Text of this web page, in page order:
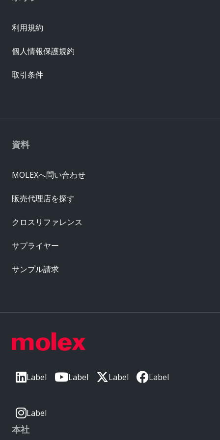
Label Label Label Label
Label
本社
資料
MOLEXへ問い合わせ
販売代理店を探す
クロスリファレンス
サプライヤー
サンプル請求
利用規約
個人情報保護規約
取引条件